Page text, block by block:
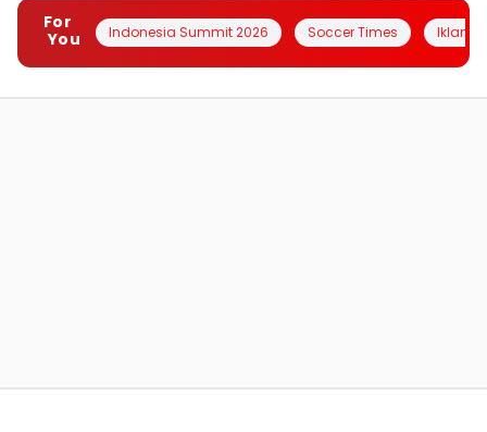
For
You
Indonesia Summit 2026 Soccer Times Iklanin